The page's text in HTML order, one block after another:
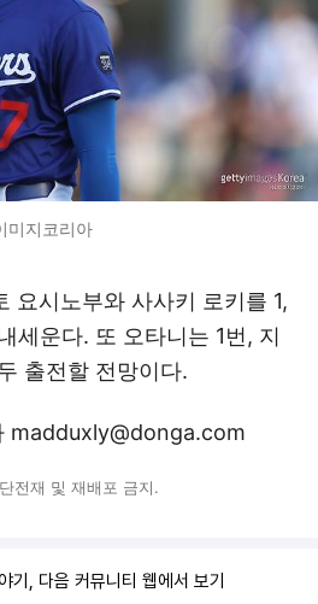
미지코리아
요시노부와 사사키 로키를 1,
세운다. 또 오타니는 1번, 지
출전할 전망이다.
madduxly@donga.com
전재 및 재배포 금지.
기, 다음 커뮤니티 웹에서 보기